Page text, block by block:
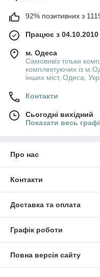
92% позитивних з 1119
Працює з 04.10.2010
м. Одеса
Самовивіз тільки
комплектуючих із
інших міст, Одеса,
Контакти
Сьогодні вихідний
Показати весь
Про нас
Контакти
Доставка та оплата
Графік роботи
Повна версія сайту